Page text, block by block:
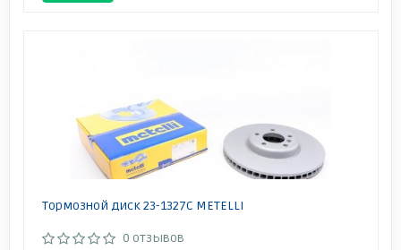
Тормозной диск 23-1327C METELLI
0 отзывов